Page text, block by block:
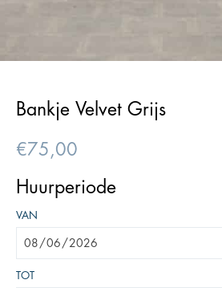
Bankje Velvet Grijs
€75,00
Huurperiode
VAN
TOT